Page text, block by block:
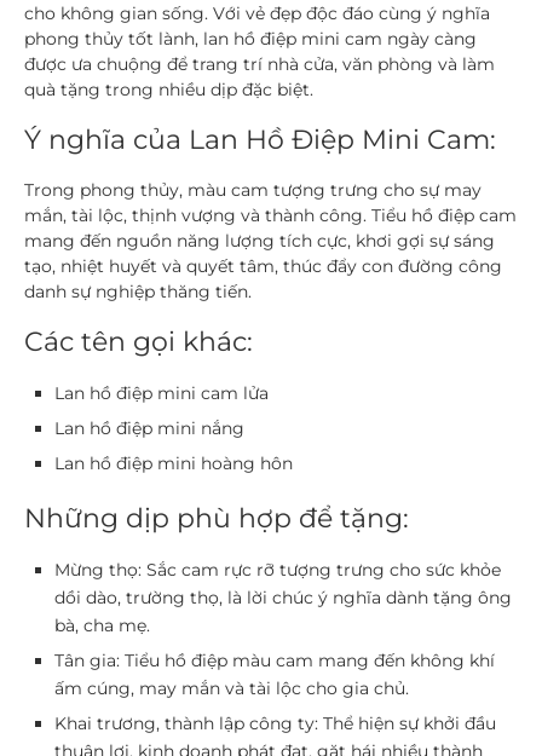
cho không gian sống. Với vẻ đẹp độc đáo cùng ý nghĩa
phong thủy tốt lành, lan hồ điệp mini cam ngày càng
được ưa chuộng để trang trí nhà cửa, văn phòng và làm
quà tặng trong nhiều dịp đặc biệt.
Ý nghĩa của Lan Hồ Điệp Mini Cam:
Trong phong thủy, màu cam tượng trưng cho sự may
mắn, tài lộc, thịnh vượng và thành công. Tiểu hồ điệp cam
mang đến nguồn năng lượng tích cực, khơi gợi sự sáng
tạo, nhiệt huyết và quyết tâm, thúc đẩy con đường công
danh sự nghiệp thăng tiến.
Các tên gọi khác:
Lan hồ điệp mini cam lửa
Lan hồ điệp mini nắng
Lan hồ điệp mini hoàng hôn
Những dịp phù hợp để tặng:
Mừng thọ: Sắc cam rực rỡ tượng trưng cho sức khỏe
dồi dào, trường thọ, là lời chúc ý nghĩa dành tặng ông
bà, cha mẹ.
Tân gia: Tiểu hồ điệp màu cam mang đến không khí
ấm cúng, may mắn và tài lộc cho gia chủ.
Khai trương, thành lập công ty: Thể hiện sự khởi đầu
thuận lợi, kinh doanh phát đạt, gặt hái nhiều thành